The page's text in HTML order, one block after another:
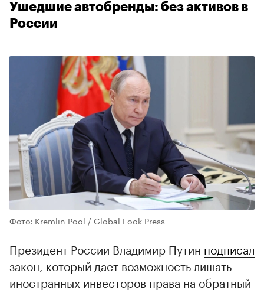
Ушедшие автобренды: без активов в
России
Фото: Kremlin Pool / Global Look Press
Президент России Владимир Путин подписал
закон, который дает возможность лишать
иностранных инвесторов права на обратный